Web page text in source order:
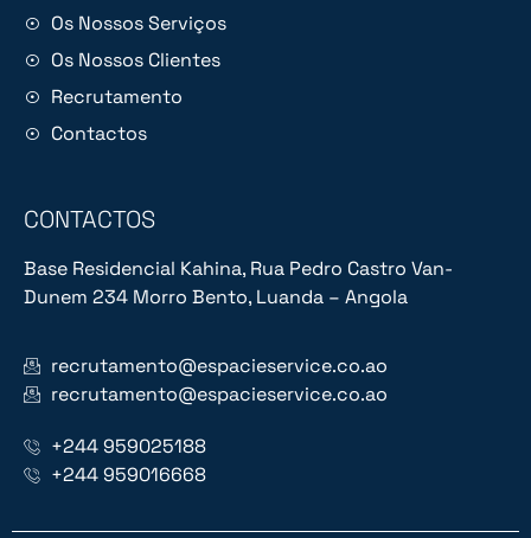
Os Nossos Serviços
Os Nossos Clientes
Recrutamento
Contactos
CONTACTOS
Base Residencial Kahina, Rua Pedro Castro Van-
Dunem 234 Morro Bento, Luanda – Angola
recrutamento@espacieservice.co.ao
recrutamento@espacieservice.co.ao
+244 959025188
+244 959016668